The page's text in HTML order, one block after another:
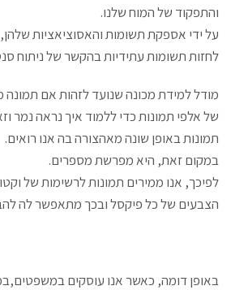
והתפקוד של המוח שלנו.
על ידי אספקת תשומות והאסוציאציות
לחזות תשומות עתידיות בהקשר של ניתוח
מודל למידת מכונה שנועד לזהות אם תמונה
של אלפי תמונות כדי ללמוד איך נראה נמר
תמונות באופן שונה מאהצורה בה אנו רואים.
במקום זאת, היא מפרשת מספרים.
הצבעים של כל פיקסל ובכך מתאפשר לה